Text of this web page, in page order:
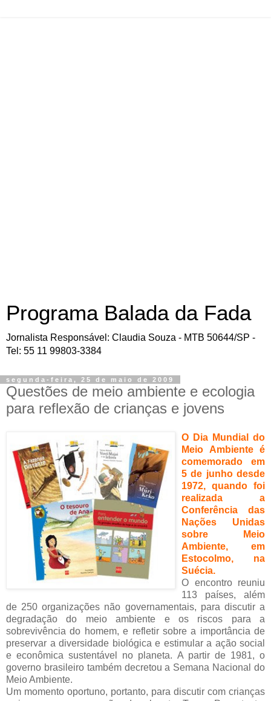
Programa Balada da Fada
Jornalista Responsável: Claudia Souza - MTB 50644/SP -
Tel: 55 11 99803-3384
segunda-feira, 25 de maio de 2009
Questões de meio ambiente e ecologia
para reflexão de crianças e jovens
O Dia Mundial do
Meio Ambiente é
comemorado em
5 de junho desde
1972, quando foi
realizada a
Conferência das
Nações Unidas
sobre Meio
Ambiente, em
Estocolmo, na
Suécia.
O encontro reuniu
113 países, além
de 250 organizações não governamentais, para discutir a
degradação do meio ambiente e os riscos para a
sobrevivência do homem, e refletir sobre a importância de
preservar a diversidade biológica e estimular a ação social
e econômica sustentável no planeta. A partir de 1981, o
governo brasileiro também decretou a Semana Nacional do
Meio Ambiente.
Um momento oportuno, portanto, para discutir com crianças